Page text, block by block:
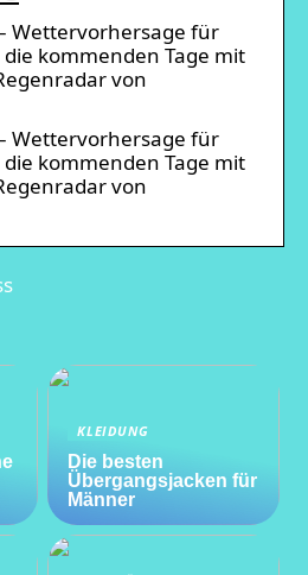
Wettervorhersage für
kommenden Tage mit
von
Wettervorhersage für
kommenden Tage mit
von
KLEIDUNG
Die besten
Übergangsjacken für
Männer